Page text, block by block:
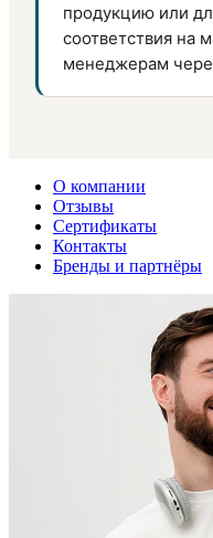
продукцию или
соответствия на
менеджерам
О компании
Отзывы
Сертификаты
Контакты
Бренды и партнёры